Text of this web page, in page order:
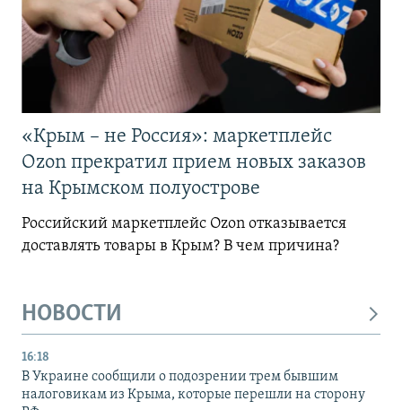
«Крым – не Россия»: маркетплейс
Ozon прекратил прием новых заказов
на Крымском полуострове
Российский маркетплейс Ozon отказывается
доставлять товары в Крым? В чем причина?
НОВОСТИ
16:18
В Украине сообщили о подозрении трем бывшим
налоговикам из Крыма, которые перешли на сторону